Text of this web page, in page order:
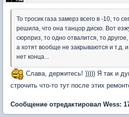
То тросик газа замерз всего в -10, то
решила, что она танцор диско. Вот
сюрприз, то одно отвалится, то
а хотят вообще не закрываются и т.д.
нет конца...
Слава, держитесь! ))))) Я так и
строчить что-то тут после этих
Сообщение отредактировал Wess: